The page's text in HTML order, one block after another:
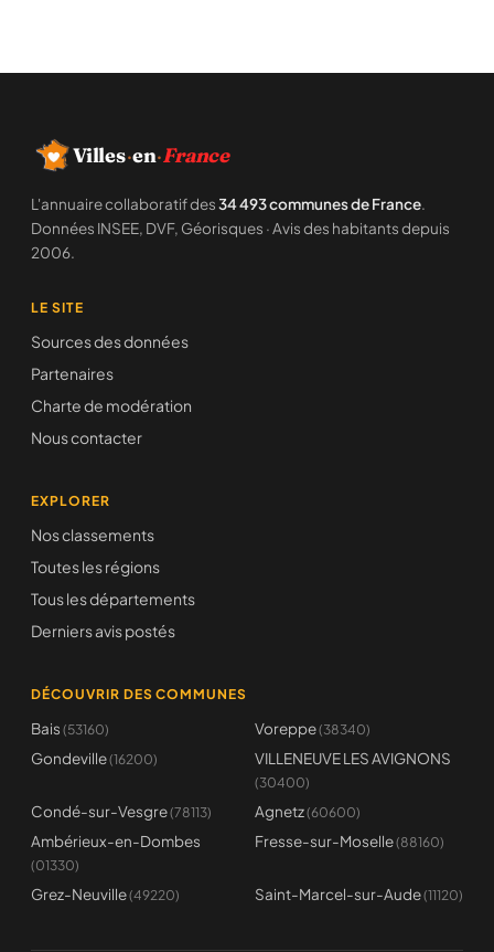
Villes·en·France
L'annuaire collaboratif des34 493 communes de France.
Données INSEE, DVF, Géorisques · Avis des habitants depuis
2006.
LE SITE
Sources des données
Partenaires
Charte de modération
Nous contacter
EXPLORER
Nos classements
Toutes les régions
Tous les départements
Derniers avis postés
DÉCOUVRIR DES COMMUNES
Bais (53160) Voreppe(38340)
Gondeville(16200) VILLENEUVE LES AVIGNONS
(30400)
Condé-sur-Vesgre(78113) Agnetz(60600)
Ambérieux-en-Dombes
(01330)
Fresse-sur-Moselle(88160)
Grez-Neuville(49220) Saint-Marcel-sur-Aude(11120)